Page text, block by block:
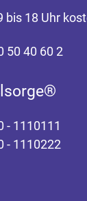
bis 18 Uhr
50 40 60 2
- 1110111
- 1110222